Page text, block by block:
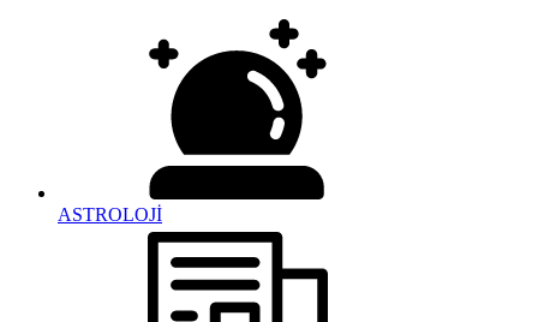
ASTROLOJİ